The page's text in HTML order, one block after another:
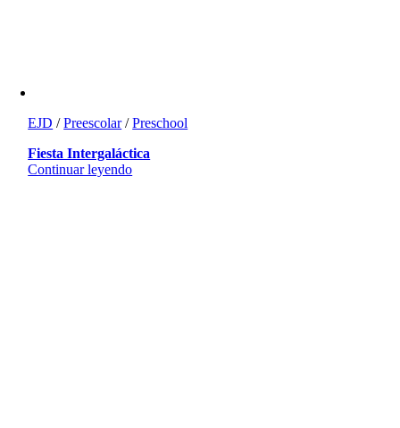
EJD /Preescolar/Preschool
Fiesta Intergaláctica
Continuar leyendo